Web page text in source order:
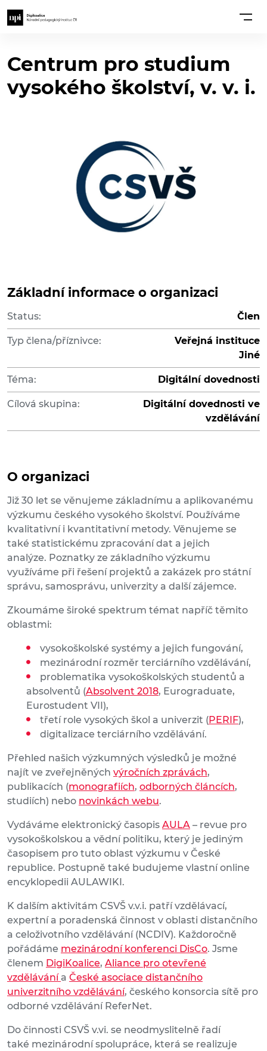
Centrum pro studium
vysokého školství, v. v. i.
Základní informace o organizaci
Status: Člen
Typ člena/příznivce:
Veřejná instituce
Jiné
Téma: Digitální dovednosti
Cílová skupina:
Digitální dovednosti ve
vzdělávání
O organizaci
Již 30 let se věnujeme základnímu a aplikovanému
výzkumu českého vysokého školství. Používáme
kvalitativní i kvantitativní metody. Věnujeme se
také statistickému zpracování dat a jejich
analýze. Poznatky ze základního výzkumu
využíváme při řešení projektů a zakázek pro státní
správu, samosprávu, univerzity a další zájemce.
Zkoumáme široké spektrum témat napříč těmito
oblastmi:
vysokoškolské systémy a jejich fungování,
mezinárodní rozměr terciárního vzdělávání,
problematika vysokoškolských studentů a
absolventů (Absolvent 2018, Eurograduate,
Eurostudent VII),
třetí role vysokých škol a univerzit (PERIF),
digitalizace terciárního vzdělávání.
Přehled našich výzkumných výsledků je možné
najít ve zveřejněných výročních zprávách,
publikacích (monografiích, odborných článcích,
studiích) nebo novinkách webu.
Vydáváme elektronický časopis AULA – revue pro
vysokoškolskou a vědní politiku, který je jediným
časopisem pro tuto oblast výzkumu v České
republice. Postupně také budujeme vlastní online
encyklopedii AULAWIKI.
K dalším aktivitám CSVŠ v.v.i. patří vzdělávací,
expertní a poradenská činnost v oblasti distančního
a celoživotního vzdělávání (NCDIV). Každoročně
pořádáme mezinárodní konferenci DisCo. Jsme
členem DigiKoalice, Aliance pro otevřené
vzdělávánía České asociace distančního
univerzitního vzdělávání, českého konsorcia sítě pro
odborné vzdělávání ReferNet.
Do činnosti CSVŠ v.vi. se neodmyslitelně řadí
také mezinárodní spolupráce, která se realizuje